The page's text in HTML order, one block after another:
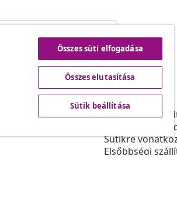
Szerződéstől való elállás
vidaXL
A vidaXL-ről
Felhasználási
Adatvédelmi
Sütikre
Elsőbbségi
Összes süti elfogadása
Összes elutasítása
Sütik beállítása